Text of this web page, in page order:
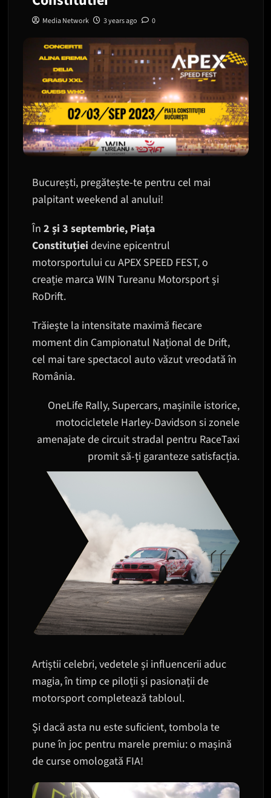
Media Network 3 years ago 0
București, pregătește-te pentru cel mai
palpitant weekend al anului!
În 2 și 3 septembrie, Piața
Constituției devine epicentrul
motorsportului cu APEX SPEED FEST, o
creație marca WIN Tureanu Motorsport și
RoDrift.
Trăiește la intensitate maximă fiecare
moment din Campionatul Național de Drift,
cel mai tare spectacol auto văzut vreodată în
România.
OneLife Rally, Supercars, mașinile istorice,
motocicletele Harley-Davidson si zonele
amenajate de circuit stradal pentru RaceTaxi
promit să-ți garanteze satisfacția.
Artiștii celebri, vedetele și influencerii aduc
magia, în timp ce piloții și pasionații de
motorsport completează tabloul.
Și dacă asta nu este suficient, tombola te
pune în joc pentru marele premiu: o mașină
de curse omologată FIA!